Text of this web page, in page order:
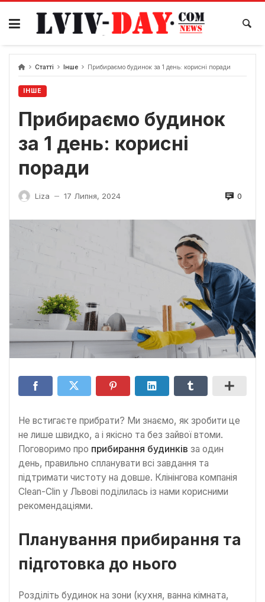
Skip
content
Статті Інше Прибираємо будинок за 1 день: корисні поради
ІНШЕ
Прибираємо будинок
за 1 день: корисні
поради
Liza — 17 Липня, 2024 0
Не встигаєте прибрати? Ми знаємо, як зробити це
не лише швидко, а і якісно та без зайвої втоми.
Поговоримо про прибирання будинків за один
день, правильно спланувати всі завдання та
підтримати чистоту на довше. Клінінгова компанія
Clean-Clin у Львові поділилась із нами корисними
рекомендаціями.
Планування прибирання та
підготовка до нього
Розділіть будинок на зони (кухня, ванна кімната,